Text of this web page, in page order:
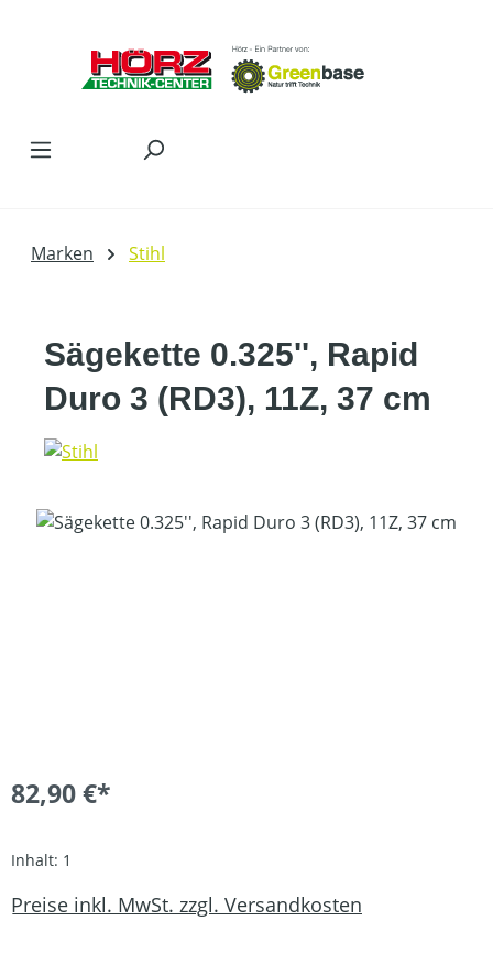
Marken Stihl
Sägekette 0.325'', Rapid
Duro 3 (RD3), 11Z, 37 cm
Bildergalerie überspringen
82,90 €*
Inhalt: 1
Preise inkl. MwSt. zzgl. Versandkosten